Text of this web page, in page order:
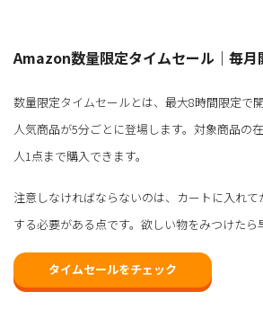
Amazon数量限定タイムセール｜毎月
数量限定タイムセールとは、最大8時間限定で
人気商品が5分ごとに登場します。対象商品の
人1点まで購入できます。
注意しなければならないのは、カートに入れ
する必要がある点です。欲しい物をみつけたら
タイムセールをチェック